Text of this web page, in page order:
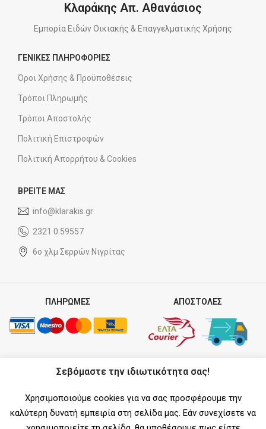
Κλαράκης Απ. Αθανάσιος
Εμπορία Ειδών Οικιακής & Επαγγελματικής Χρήσης
ΓΕΝΙΚΕΣ ΠΛΗΡΟΦΟΡΙΕΣ
Όροι Χρήσης & Προϋποθέσεις
Τρόποι Πληρωμής
Τρόποι Αποστολής
Πολιτική Επιστροφών
Πολιτική Απορρήτου & Cookies
ΒΡΕΙΤΕ ΜΑΣ
info@klarakis.gr
2321 0 59557
6ο χλμ Σερρών Νιγρίτας
ΠΛΗΡΩΜΕΣ ΑΠΟΣΤΟΛΕΣ
ΣΥΝΕΡΓΑΤΗΣ
Σεβόμαστε την ιδιωτικότητα σας!
Χρησιμοποιούμε cookies για να σας προσφέρουμε την
καλύτερη δυνατή εμπειρία στη σελίδα μας. Εάν συνεχίσετε να